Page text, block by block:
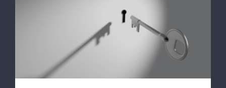
Cerrajero en Los Cristianos